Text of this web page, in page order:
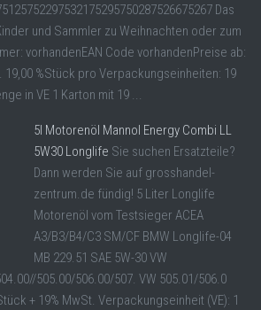
Das
und Sammler zu Weihnachten oder zum
vorhandenEAN Code vorhandenPreise ab:
%Stück pro Verpackungseinheiten: 19
in VE 1 Karton mit 19 ...
5l Motorenöl Mannol Energy Combi LL
5W30 Longlife Sie suchen Ersatzteile?
Dann werden Sie auf grosshandel-
zentrum.de fündig! 5 Liter Longlife
Motorenöl vom Testsieger ACEA
A3/B3/B4/C3 SM/CF BMW Longlife-04
MB 229.51 SAE 5W-30 VW
505.00/506.00/507. VW 505.01/506.0
+ 19% MwSt. Verpackungseinheit (VE): 1